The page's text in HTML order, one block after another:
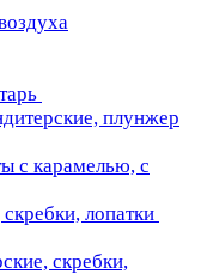
плунжер
с карамелью, с
лопатки
скребки,